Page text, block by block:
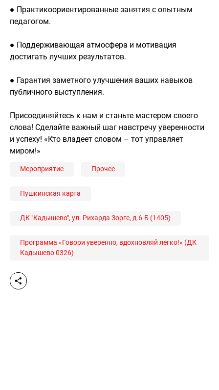
● Практикоориентированные занятия с опытным
педагогом.
● Поддерживающая атмосфера и мотивация
достигать лучших результатов.
● Гарантия заметного улучшения ваших навыков
публичного выступления.
Присоединяйтесь к нам и станьте мастером своего
слова! Сделайте важный шаг навстречу уверенности
и успеху! «Кто владеет словом – тот управляет
миром!»
Мероприятие Прочее
Пушкинская карта
ДК "Кадышево", ул. Рихарда Зорге, д.6-Б (1405)
Программа «Говори уверенно, вдохновляй легко!» (ДК
Кадышево 0326)